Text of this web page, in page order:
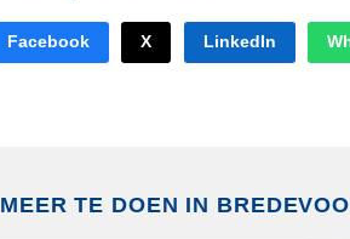
Facebook X LinkedIn
MEER TE DOEN IN